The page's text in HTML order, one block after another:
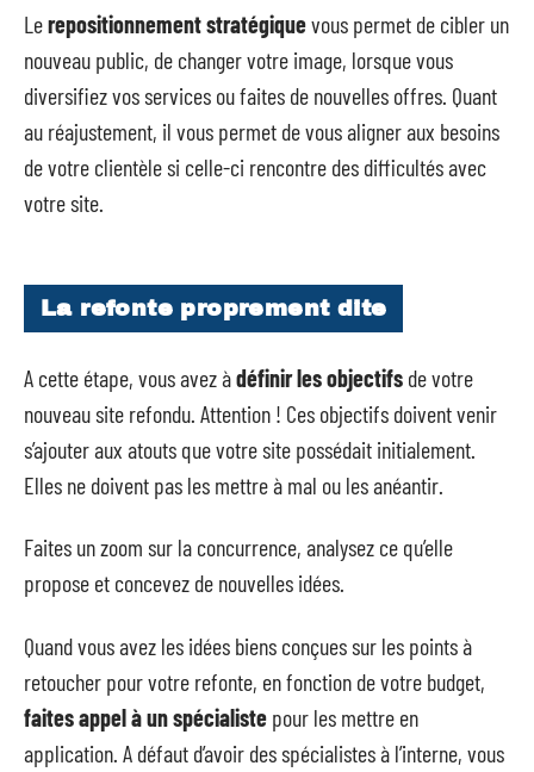
Lerepositionnement stratégiquevous permet de cibler un
nouveau public, de changer votre image, lorsque vous
diversifiez vos services ou faites de nouvelles offres. Quant
au réajustement, il vous permet de vous aligner aux besoins
de votre clientèle si celle-ci rencontre des difficultés avec
votre site.
La refonte proprement dite
A cette étape, vous avez àdéfinir les objectifs de votre
nouveau site refondu. Attention ! Ces objectifs doivent venir
s’ajouter aux atouts que votre site possédait initialement.
Elles ne doivent pas les mettre à mal ou les anéantir.
Faites un zoom sur la concurrence, analysez ce qu’elle
propose et concevez de nouvelles idées.
Quand vous avez les idées biens conçues sur les points à
retoucher pour votre refonte, en fonction de votre budget,
faites appel à un spécialiste pour les mettre en
application. A défaut d’avoir des spécialistes à l’interne, vous